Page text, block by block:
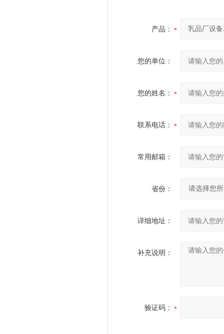
产品：
您的单位：
您的姓名：
联系电话：
常用邮箱：
省份：
详细地址：
补充说明：
验证码：